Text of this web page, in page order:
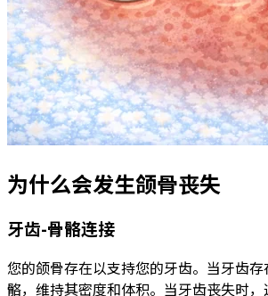
为什么会发生颌骨丧失
牙齿-骨骼连接
您的颌骨存在以支持您的牙齿。当牙齿
骼，维持其密度和体积。当牙齿丧失时